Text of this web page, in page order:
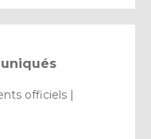
officiels |